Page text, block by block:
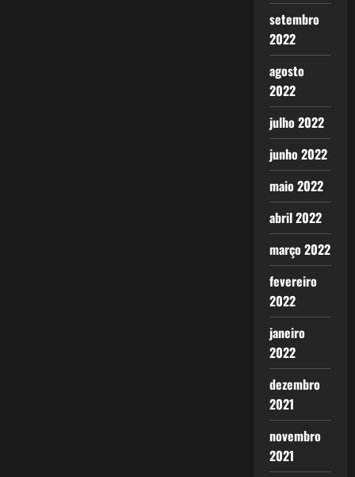
setembro
2022
agosto
2022
julho 2022
junho 2022
maio 2022
abril 2022
março 2022
fevereiro
2022
janeiro
2022
dezembro
2021
novembro
2021